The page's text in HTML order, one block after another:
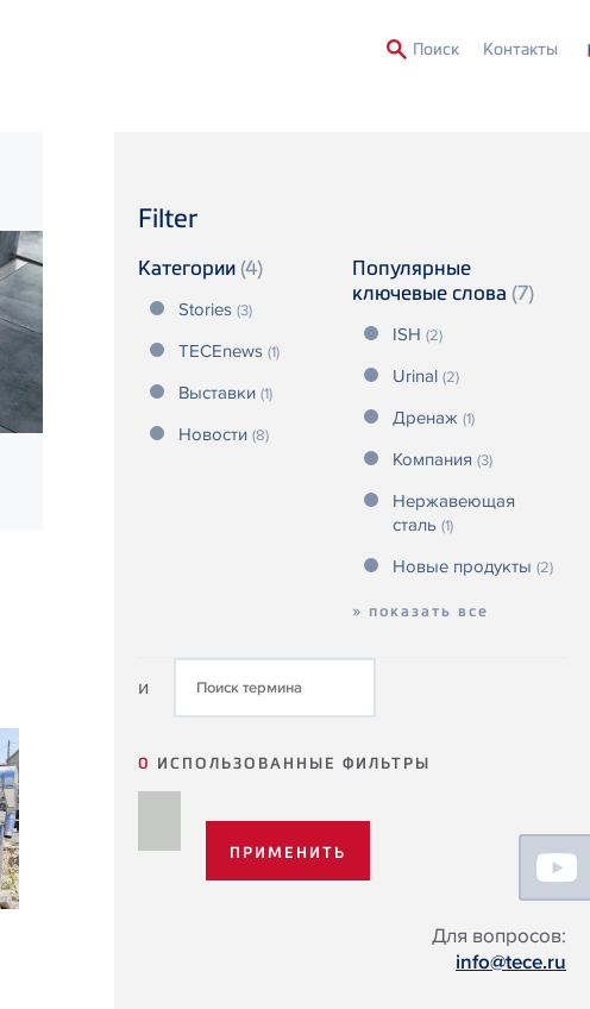
Поиск Контакты
Filter
Категории (4)
Stories (3)
TECEnews (1)
Выставки (1)
Новости (8)
Популярные
ключевые слова (7)
ISH (2)
Urinal (2)
Дренаж (1)
Компания (3)
Нержавеющая
сталь (1)
Новые продукты (2)
» показать все
и
0 ИСПОЛЬЗОВАННЫЕ ФИЛЬТРЫ
Для вопросов:
info@tece.ru
Floating